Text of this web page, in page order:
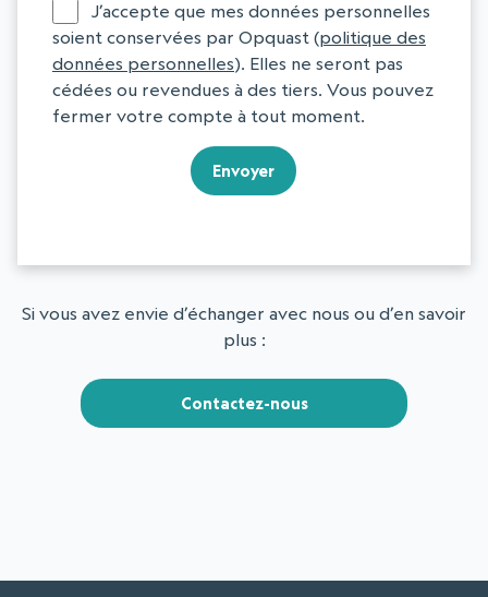
J’accepte que mes données personnelles
soient conservées par Opquast (politique des
données personnelles). Elles ne seront pas
cédées ou revendues à des tiers. Vous pouvez
fermer votre compte à tout moment.
Envoyer
Si vous avez envie d’échanger avec nous ou d’en savoir
plus :
Contactez-nous